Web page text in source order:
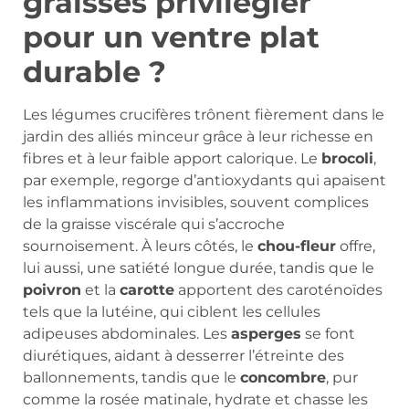
pour un ventre plat
durable ?
Les légumes crucifères trônent fièrement dans le
jardin des alliés minceur grâce à leur richesse en
fibres et à leur faible apport calorique. Le brocoli,
par exemple, regorge d’antioxydants qui apaisent
les inflammations invisibles, souvent complices
de la graisse viscérale qui s’accroche
sournoisement. À leurs côtés, le chou-fleur offre,
lui aussi, une satiété longue durée, tandis que le
poivron et la carotte apportent des caroténoïdes
tels que la lutéine, qui ciblent les cellules
adipeuses abdominales. Les asperges se font
diurétiques, aidant à desserrer l’étreinte des
ballonnements, tandis que le concombre, pur
comme la rosée matinale, hydrate et chasse les